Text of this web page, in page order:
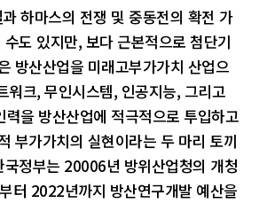
하마스의 전쟁 및 중동전의 확전 가
도 있지만, 보다 근본적으로 첨단기
방산산업을 미래고부가가치 산업으
크, 무인시스템, 인공지능, 그리고
을 방산산업에 적극적으로 투입하고
부가가치의 실현이라는 두 마리 토끼
정부는 20006년 방위산업청의 개청
터 2022년까지 방산연구개발 예산을